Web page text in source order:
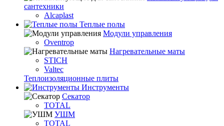
сантехники
Alcaplast
Теплые полы
Модули управления
Oventrop
Нагревательные маты
STICH
Valtec
Теплоизоляционные плиты
Инструменты
Секатор
TOTAL
УШМ
TOTAL